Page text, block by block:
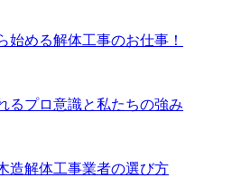
始める解体工事のお仕事！
るプロ意識と私たちの強み
造解体工事業者の選び方